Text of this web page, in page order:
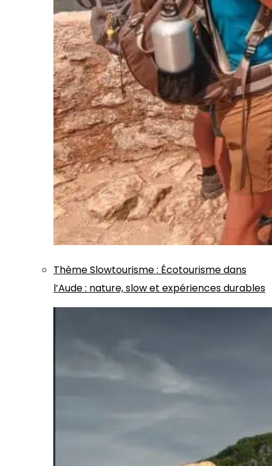
ThèmeSlowtourisme: Écotourisme dans
l’Aude : nature, slow et expériences durables